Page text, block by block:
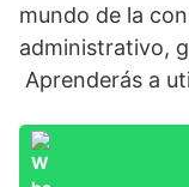
mundo de la
administrativo,
Aprenderás a